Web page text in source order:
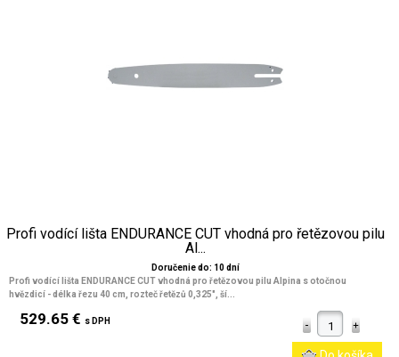
Profi vodící lišta ENDURANCE CUT vhodná pro řetězovou pilu
Al...
Doručenie do: 10 dní
Profi vodící lišta ENDURANCE CUT vhodná pro řetězovou pilu Alpina s otočnou
hvězdicí - délka řezu 40 cm, rozteč řetězů 0,325", ší...
529.65 € s DPH